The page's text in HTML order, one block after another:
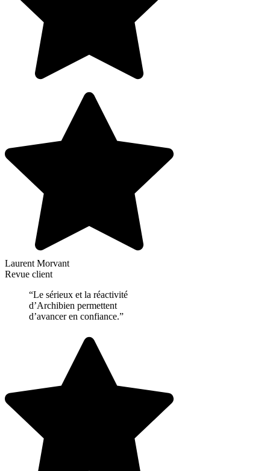
Laurent Morvant
Revue client
“Le sérieux et la réactivité
d’Archibien permettent
d’avancer en confiance.”